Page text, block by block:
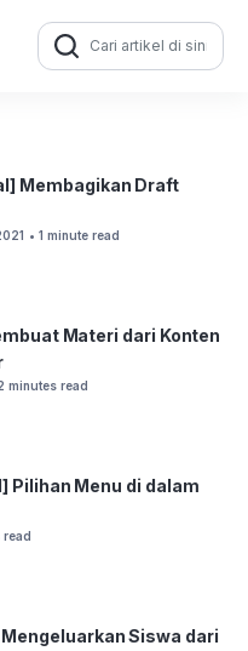
Search
for:
Membagikan Draft
• 1 minute read
Materi dari Konten
minutes read
Pilihan Menu di dalam
read
Siswa dari